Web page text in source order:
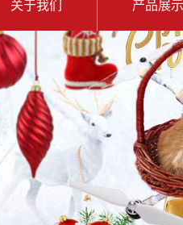
关于我们 产品展示